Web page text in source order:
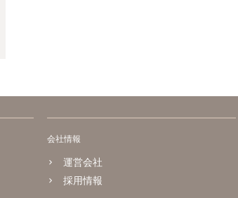
会社情報
運営会社
採用情報